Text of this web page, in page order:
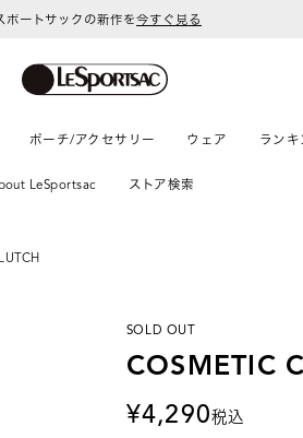
ポートサックの新作を今すぐ見る
ポーチ/アクセサリー ウェア ラン
LeSportsac ストア検索
SOLD OUT
COSMETIC
4,290税込